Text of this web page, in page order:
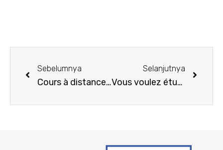
Sebelumnya
Cours à distance session 6 – 2023
Selanjutnya
Vous voulez étudier en France ? Voici 5 choses que vous devez faire pour préparer votre départ !